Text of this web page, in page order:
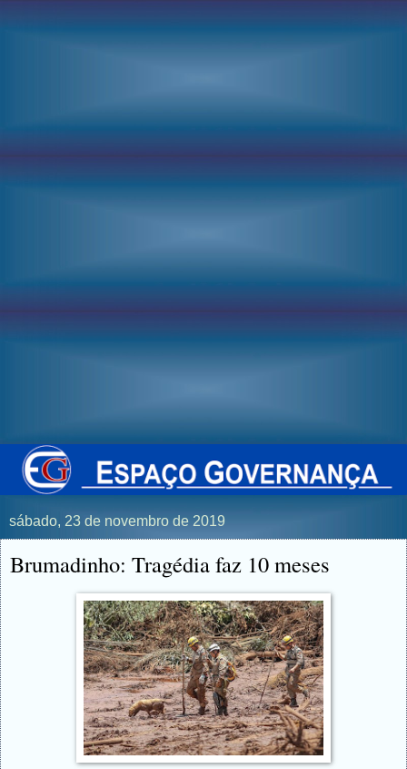
sábado, 23 de novembro de 2019
Brumadinho: Tragédia faz 10 meses